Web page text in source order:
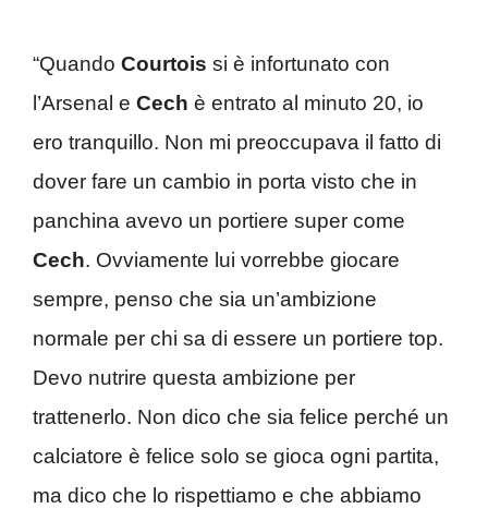
“Quando Courtois si è infortunato con
l’Arsenal e Cech è entrato al minuto 20, io
ero tranquillo. Non mi preoccupava il fatto di
dover fare un cambio in porta visto che in
panchina avevo un portiere super come
Cech. Ovviamente lui vorrebbe giocare
sempre, penso che sia un’ambizione
normale per chi sa di essere un portiere top.
Devo nutrire questa ambizione per
trattenerlo. Non dico che sia felice perché un
calciatore è felice solo se gioca ogni partita,
ma dico che lo rispettiamo e che abbiamo